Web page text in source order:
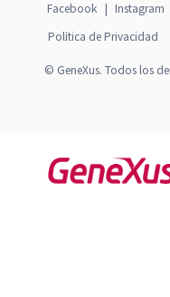
Facebook | Instagram
Política de Privacidad
© GeneXus. Todos los